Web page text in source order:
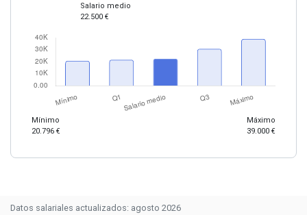
Mínimo
20.796 €
Salario medio
22.500 €
Máximo
39.000 €
Datos salariales actualizados: agosto 2026